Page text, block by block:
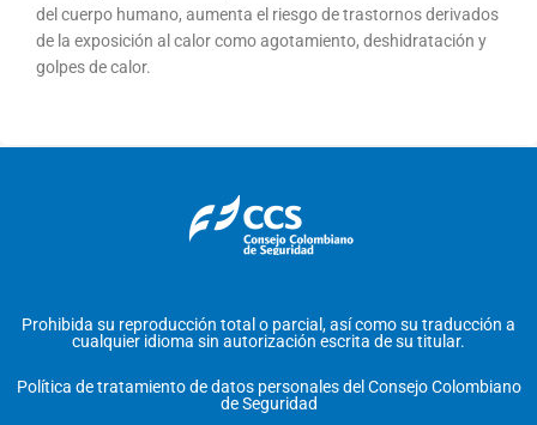
del cuerpo humano, aumenta el riesgo de trastornos derivados
de la exposición al calor como agotamiento, deshidratación y
golpes de calor.
Prohibida su reproducción total o parcial, así como su traducción a
cualquier idioma sin autorización escrita de su titular.
Política de tratamiento de datos personales del Consejo Colombiano
de Seguridad